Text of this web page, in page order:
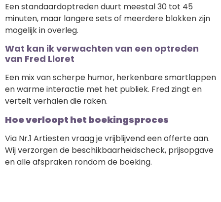
Een standaardoptreden duurt meestal 30 tot 45
minuten, maar langere sets of meerdere blokken zijn
mogelijk in overleg.
Wat kan ik verwachten van een optreden
van Fred Lloret
Een mix van scherpe humor, herkenbare smartlappen
en warme interactie met het publiek. Fred zingt en
vertelt verhalen die raken.
Hoe verloopt het boekingsproces
Via Nr.1 Artiesten vraag je vrijblijvend een offerte aan.
Wij verzorgen de beschikbaarheidscheck, prijsopgave
en alle afspraken rondom de boeking.